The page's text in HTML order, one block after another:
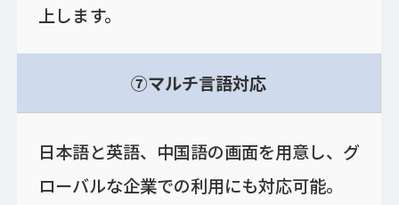
上します。
⑦マルチ言語対応
日本語と英語、中国語の画面を用意し、グ
ローバルな企業での利用にも対応可能。